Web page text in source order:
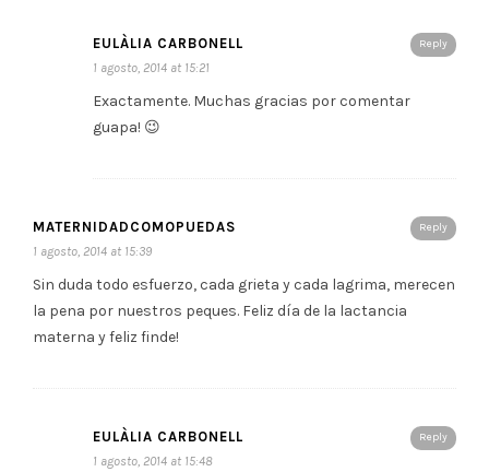
Reply
EULÀLIA CARBONELL
1 agosto, 2014 at 15:21
Exactamente. Muchas gracias por comentar
guapa! 😉
Reply
MATERNIDADCOMOPUEDAS
1 agosto, 2014 at 15:39
Sin duda todo esfuerzo, cada grieta y cada lagrima, merecen
la pena por nuestros peques. Feliz día de la lactancia
materna y feliz finde!
Reply
EULÀLIA CARBONELL
1 agosto, 2014 at 15:48